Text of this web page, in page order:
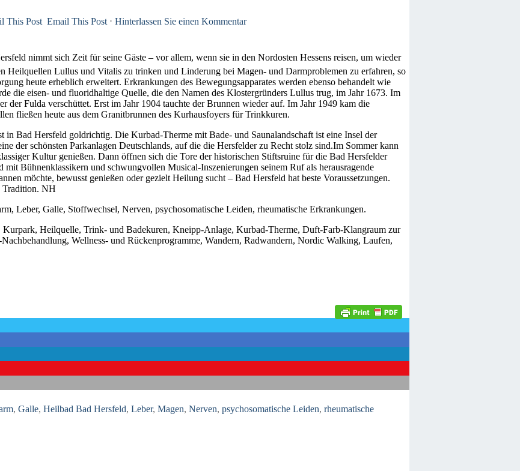
Email This Post ⋅ Hinterlassen Sie einen Kommentar
nimmt sich Zeit für seine Gäste – vor allem, wenn sie in den Nordosten Hessens reisen, um wieder
Heilquellen Lullus und Vitalis zu trinken und Linderung bei Magen- und Darmproblemen zu erfahren, so
heute erheblich erweitert. Erkrankungen des Bewegungsapparates werden ebenso behandelt wie
die eisen- und fluoridhaltige Quelle, die den Namen des Klostergründers Lullus trug, im Jahr 1673. Im
der Fulda verschüttet. Erst im Jahr 1904 tauchte der Brunnen wieder auf. Im Jahr 1949 kam die
fließen heute aus dem Granitbrunnen des Kurhausfoyers für Trinkkuren.
in Bad Hersfeld goldrichtig. Die Kurbad-Therme mit Bade- und Saunalandschaft ist eine Insel der
der schönsten Parkanlagen Deutschlands, auf die die Hersfelder zu Recht stolz sind.Im Sommer kann
Kultur genießen. Dann öffnen sich die Tore der historischen Stiftsruine für die Bad Hersfelder
mit Bühnenklassikern und schwungvollen Musical-Inszenierungen seinem Ruf als herausragende
möchte, bewusst genießen oder gezielt Heilung sucht – Bad Hersfeld hat beste Voraussetzungen.
Tradition. NH
Leber, Galle, Stoffwechsel, Nerven, psychosomatische Leiden, rheumatische Erkrankungen.
Kurpark, Heilquelle, Trink- und Badekuren, Kneipp-Anlage, Kurbad-Therme, Duft-Farb-Klangraum zur
Wellness- und Rückenprogramme, Wandern, Radwandern, Nordic Walking, Laufen,
,Galle,Heilbad Bad Hersfeld,Leber,Magen,Nerven,psychosomatische Leiden,rheumatische